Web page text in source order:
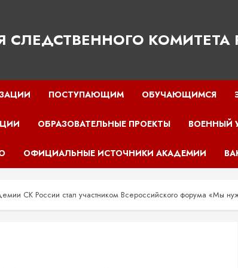
СЛЕДСТВЕННОГО
ПОСТУПАЮЩИМ ОБУЧАЮЩИМСЯ
ОБРАЗОВАТЕЛЬНЫЕ ПРОЕКТЫ ВОЕННЫЙ
ОФИЦИАЛЬНЫЕ ИСТОЧНИКИ АКАДЕМИИ
СК России стал участником Всероссийского форума «Мы